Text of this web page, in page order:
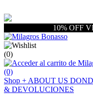
10% OFF
(0)
(0)
Shop + ABOUT US
& DEVOLUCIONES